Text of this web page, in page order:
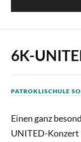
6K-
PATROKLISCHULE
Einen ganz
UNITED-